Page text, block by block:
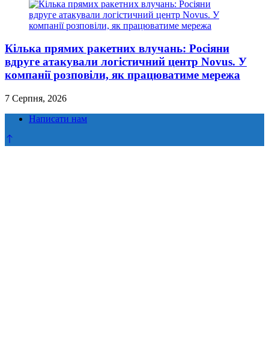
Кілька прямих ракетних влучань: Росіяни
вдруге атакували логістичний центр Novus. У
компанії розповіли, як працюватиме мережа
7 Серпня, 2026
Написати нам
Прокрутка
до